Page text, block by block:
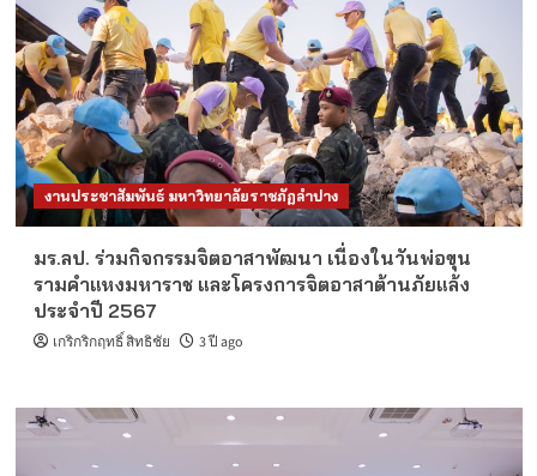
งานประชาสัมพันธ์ มหาวิทยาลัยราชภัฏลำปาง
มร.ลป. ร่วมกิจกรรมจิตอาสาพัฒนา เนื่องในวันพ่อขุน
รามคำแหงมหาราช และโครงการจิตอาสาต้านภัยแล้ง
ประจำปี 2567
เกริกริกฤทธิ์ สิทธิชัย 3 ปี ago